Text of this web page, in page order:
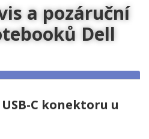
a pozáruční
Dell
C konektoru u